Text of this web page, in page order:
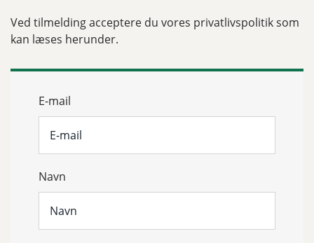
Ved tilmelding acceptere du vores privatlivspolitik som
kan læses herunder.
E-mail
Navn